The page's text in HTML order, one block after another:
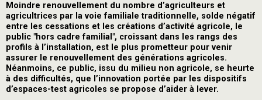
Moindre renouvellement du nombre d’agriculteurs et
agricultrices par la voie familiale traditionnelle, solde négatif
entre les cessations et les créations d’activité agricole, le
public "hors cadre familial", croissant dans les rangs des
profils à l’installation, est le plus prometteur pour venir
assurer le renouvellement des générations agricoles.
Néanmoins, ce public, issu du milieu non agricole, se heurte
à des difficultés, que l’innovation portée par les dispositifs
d’espaces-test agricoles se propose d’aider à lever.